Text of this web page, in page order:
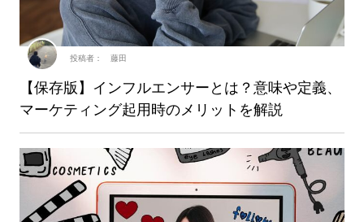
【保存版】インフルエンサーとは？意味や定義、
マーケティング起用時のメリットを解説
投稿者： 藤田